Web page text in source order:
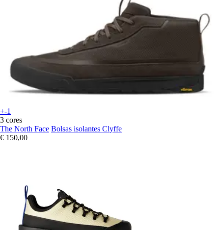
+-1
3 cores
The North Face Bolsas isolantes Clyffe
€ 150,00